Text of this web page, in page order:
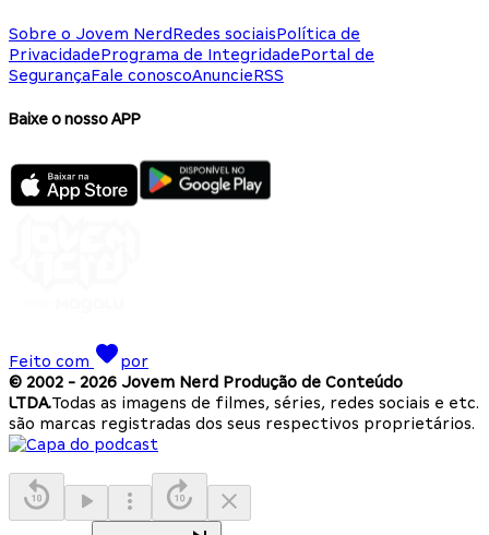
Sobre o Jovem NerdRedes sociaisPolítica de
PrivacidadePrograma de IntegridadePortal de
SegurançaFale conoscoAnuncieRSS
Baixe o nosso APP
Feito com
por
© 2002 - 2026 Jovem Nerd Produção de Conteúdo
LTDA.Todas as imagens de filmes, séries, redes sociais e etc.
são marcas registradas dos seus respectivos proprietários.